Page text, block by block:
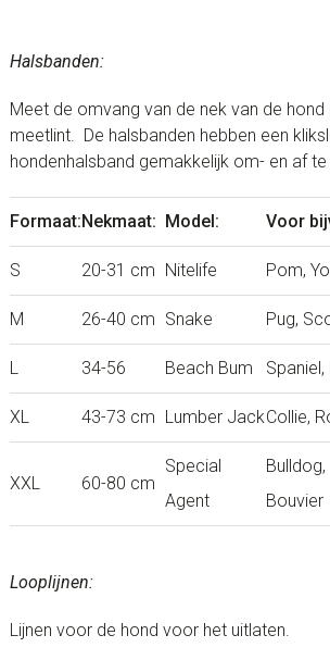
Halsbanden:
Meet de omvang van de nek van de
meetlint. De halsbanden hebben een
hondenhalsband gemakkelijk om- en af
Formaat:Nekmaat: Model: Voor
S 20-31 cm Nitelife Pom,
M 26-40 cm Snake Pug,
L 34-56 Beach Bum
XL 43-73 cm Lumber JackCollie,
XXL 60-80 cm
Special
Agent
Bouvier
Looplijnen:
Lijnen voor de hond voor het uitlaten.